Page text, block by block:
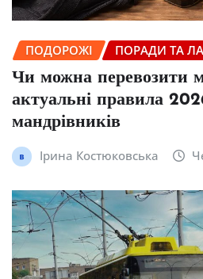
ПОДОРОЖІ ПОРАДИ ТА
Чи можна перевозити
актуальні правила
мандрівників
Ірина Костюковська